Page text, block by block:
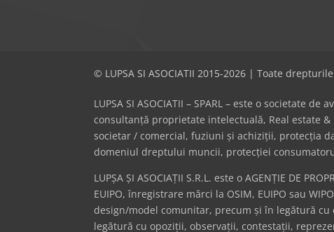
© LUPSA SI ASOCIATII 2015-2026 | Toate
LUPSA SI ASOCIATII – SPARL – este o societate
consultanță proprietate intelectuală, Real estate
societar / comercial, fuziuni și achiziții, protecția
domeniul dreptului muncii, protecției
LUPȘA ȘI ASOCIAȚII S.R.L. este o AGENȚIE DE
EUIPO, înregistrare mărci la OSIM, EUIPO sau
design/model comunitar, precum și în legătură
legătură cu opoziții, observații, contestații,